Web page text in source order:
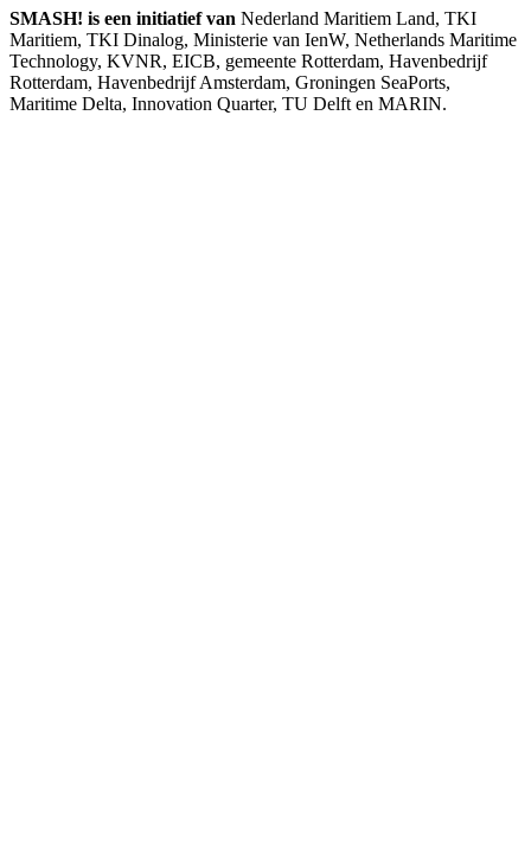
SMASH! is een initiatief van Nederland Maritiem Land, TKI
Maritiem, TKI Dinalog, Ministerie van IenW, Netherlands Maritime
Technology, KVNR, EICB, gemeente Rotterdam, Havenbedrijf
Rotterdam, Havenbedrijf Amsterdam, Groningen SeaPorts,
Maritime Delta, Innovation Quarter, TU Delft en MARIN.